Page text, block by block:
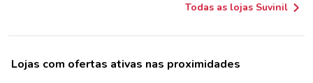
Todas as lojas Suvinil
Lojas com ofertas ativas nas proximidades